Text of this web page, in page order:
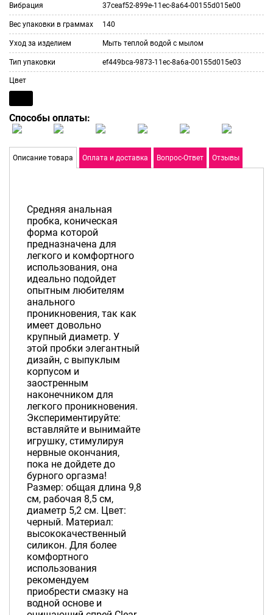
Вибрация 37ceaf52-899e-11ec-8a64-00155d015e00
Вес упаковки в граммах 140
Уход за изделием Мыть теплой водой с мылом
Тип упаковки ef449bca-9873-11ec-8a6a-00155d015e03
Цвет
Способы оплаты:
Описание товара Оплата и доставка Вопрос-Ответ Отзывы
Средняя анальная
пробка, коническая
форма которой
предназначена для
легкого и комфортного
использования, она
идеально подойдет
опытным любителям
анального
проникновения, так как
имеет довольно
крупный диаметр. У
этой пробки элегантный
дизайн, с выпуклым
корпусом и
заостренным
наконечником для
легкого проникновения.
Экспериментируйте:
вставляйте и вынимайте
игрушку, стимулируя
нервные окончания,
пока не дойдете до
бурного оргазма!
Размер: общая длина 9,8
см, рабочая 8,5 см,
диаметр 5,2 см. Цвет:
черный. Материал:
высококачественный
силикон. Для более
комфортного
использования
рекомендуем
приобрести смазку на
водной основе и